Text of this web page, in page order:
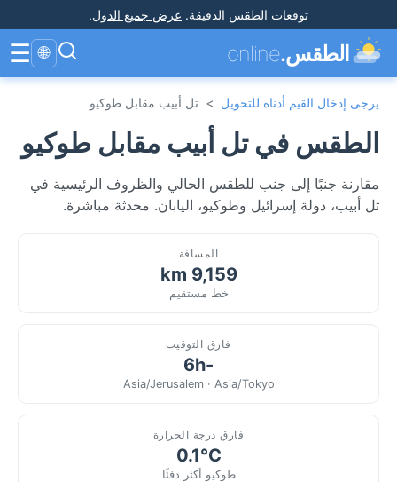
توقعات الطقس الدقيقة. عرض جميع الدول.
الطقس.online
🌐
☰
يرجى إدخال القيم أدناه للتحويل > تل أبيب مقابل طوكيو
الطقس في تل أبيب مقابل طوكيو
مقارنة جنبًا إلى جنب للطقس الحالي والظروف الرئيسية في
تل أبيب، دولة إسرائيل وطوكيو، اليابان. محدثة مباشرة.
المسافة
9,159 km
خط مستقيم
فارق التوقيت
-6h
Asia/Jerusalem · Asia/Tokyo
فارق درجة الحرارة
0.1°C
طوكيو أكثر دفئًا